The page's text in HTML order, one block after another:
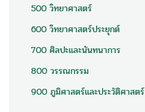
500 วิทยาศาสตร์
600 วิทยาศาสตร์ประยุกต์
700 ศิลปะและนันทนาการ
800 วรรณกรรม
900 ภูมิศาสตร์และประวัติศาสตร์